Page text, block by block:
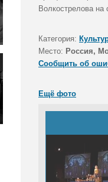
Волкострелова на
Категория:
Место: Россия,
Сообщить об
Ещё фото